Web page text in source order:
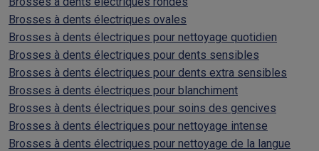
Brosses à dents électriques ovales
Brosses à dents électriques pour nettoyage quotidien
Brosses à dents électriques pour dents sensibles
Brosses à dents électriques pour dents extra sensibles
Brosses à dents électriques pour blanchiment
Brosses à dents électriques pour soins des gencives
Brosses à dents électriques pour nettoyage intense
Brosses à dents électriques pour nettoyage de la langue